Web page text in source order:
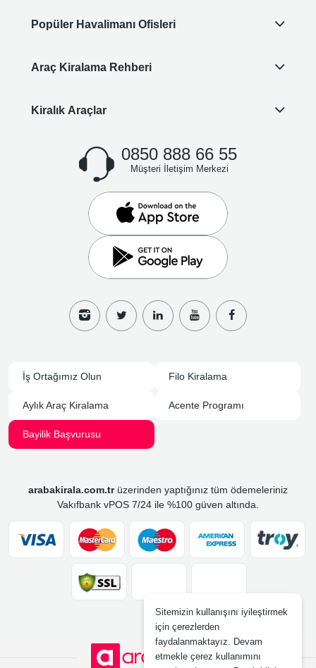
Popüler Havalimanı Ofisleri
Araç Kiralama Rehberi
Kiralık Araçlar
0850 888 66 55
Müşteri İletişim Merkezi
İş Ortağımız Olun Filo Kiralama
Aylık Araç Kiralama Acente Programı
Bayilik Başvurusu
arabakirala.com.trüzerinden yaptığınız tüm ödemeleriniz
Vakıfbank vPOS 7/24 ile %100 güven altında.
Sitemizin kullanışını iyileştirmek
için çerezlerden
faydalanmaktayız. Devam
etmekle çerez kullanımını